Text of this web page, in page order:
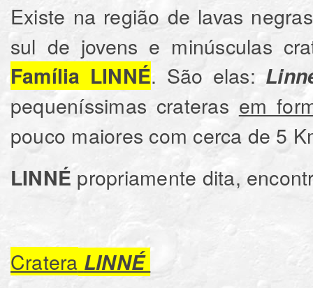
Existe na região de lavas
sul de jovens e minúsculas
Família LINNÉ. São elas:
pequeníssimas crateras em
pouco maiores com cerca de 5
LINNÉ propriamente dita,
Cratera LINNÉ